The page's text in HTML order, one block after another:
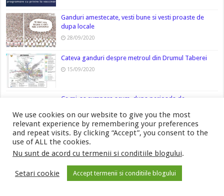
Ganduri amestecate, vesti bune si vesti proaste de
dupa locale
28/09/2020
Cateva ganduri despre metroul din Drumul Taberei
15/09/2020
Ce mi-as cumpara acum, dupa perioada de
05/05/2020
We use cookies on our website to give you the most
relevant experience by remembering your preferences
and repeat visits. By clicking “Accept”, you consent to the
use of ALL the cookies.
Nu sunt de acord cu termenii si conditiile blogului.
Setari cookie Accept termenii si conditiile blogului